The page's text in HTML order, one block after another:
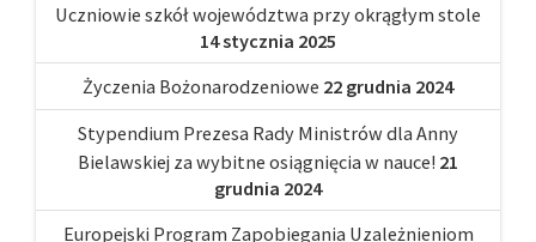
Uczniowie szkół województwa przy okrągłym stole
14 stycznia 2025
Życzenia Bożonarodzeniowe 22 grudnia 2024
Stypendium Prezesa Rady Ministrów dla Anny
Bielawskiej za wybitne osiągnięcia w nauce! 21
grudnia 2024
Europejski Program Zapobiegania Uzależnieniom